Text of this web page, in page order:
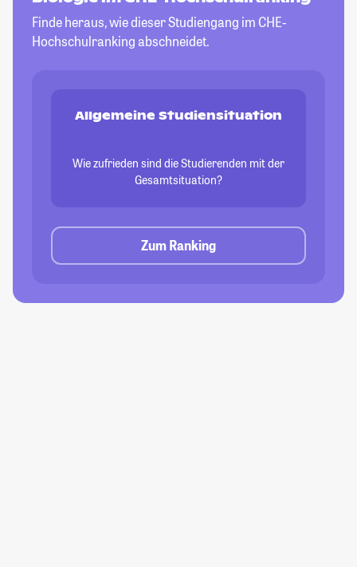
Finde heraus, wie dieser Studiengang im CHE-
Hochschulranking abschneidet.
Allgemeine Studiensituation
Wie zufrieden sind die Studierenden mit der
Gesamtsituation?
Zum Ranking